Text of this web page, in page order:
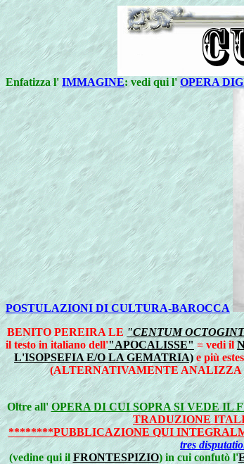
Enfatizza l' IMMAGINE: vedi qui l'OPERA
POSTULAZIONI DI CULTURA-BAROCCA
BENITO PEREIRA LE "CENTUM
il testo in italiano dell'"APOCALISSE" = vedi il
L'ISOPSEFIA E/O LA GEMATRIA)e più
(ALTERNATIVAMENTE
Oltre all'OPERA DI CUI SOPRA SI VEDE IL
TRADUZIONE
********PUBBLICAZIONE QUI
tres
(vedine qui il FRONTESPIZIO) in cui confutò l'